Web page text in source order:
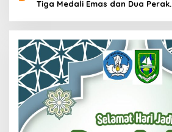
Tiga Medali Emas dan Dua Perak.